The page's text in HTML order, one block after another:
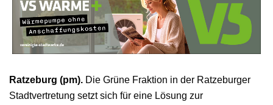
Ratzeburg (pm). Die Grüne Fraktion in der Ratzeburger
Stadtvertretung setzt sich für eine Lösung zur